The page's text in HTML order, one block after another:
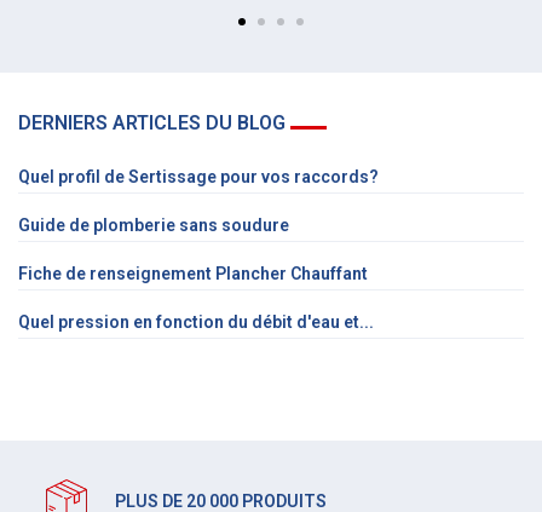
DERNIERS ARTICLES DU BLOG
Quel profil de Sertissage pour vos raccords?
Guide de plomberie sans soudure
Fiche de renseignement Plancher Chauffant
Quel pression en fonction du débit d'eau et...
PLUS DE 20 000 PRODUITS